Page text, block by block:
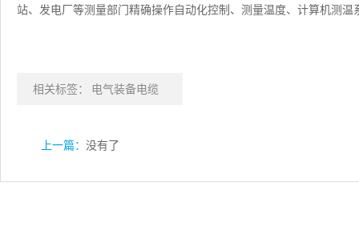
站、发电厂等测量部门精确操作自动化控制、测量温度、计算机测温
相关标签： 电气装备电缆
上一篇： 没有了